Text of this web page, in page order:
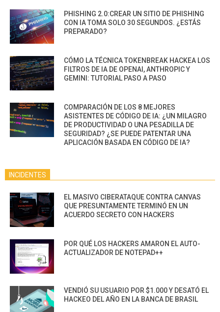
PHISHING 2.0:CREAR UN SITIO DE PHISHING
CON IA TOMA SOLO 30 SEGUNDOS. ¿ESTÁS
PREPARADO?
CÓMO LA TÉCNICA TOKENBREAK HACKEA LOS
FILTROS DE IA DE OPENAI, ANTHROPIC Y
GEMINI: TUTORIAL PASO A PASO
COMPARACIÓN DE LOS 8 MEJORES
ASISTENTES DE CÓDIGO DE IA: ¿UN MILAGRO
DE PRODUCTIVIDAD O UNA PESADILLA DE
SEGURIDAD? ¿SE PUEDE PATENTAR UNA
APLICACIÓN BASADA EN CÓDIGO DE IA?
INCIDENTES
EL MASIVO CIBERATAQUE CONTRA CANVAS
QUE PRESUNTAMENTE TERMINÓ EN UN
ACUERDO SECRETO CON HACKERS
POR QUÉ LOS HACKERS AMARON EL AUTO-
ACTUALIZADOR DE NOTEPAD++
VENDIÓ SU USUARIO POR $1.000 Y DESATÓ EL
HACKEO DEL AÑO EN LA BANCA DE BRASIL